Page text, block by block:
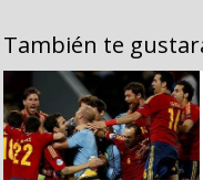
También te